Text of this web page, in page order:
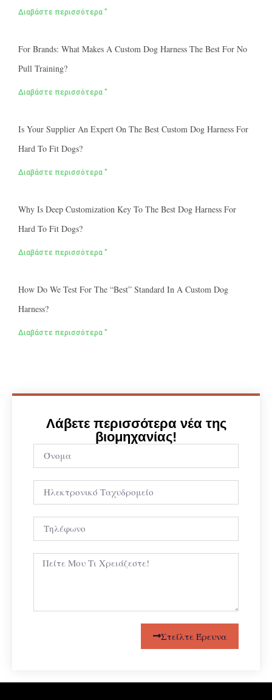
Διαβάστε περισσότερα "
For Brands: What Makes A Custom Dog Harness The Best For No
Pull Training?
Διαβάστε περισσότερα "
Is Your Supplier An Expert On The Best Custom Dog Harness For
Hard To Fit Dogs?
Διαβάστε περισσότερα "
Why Is Deep Customization Key To The Best Dog Harness For
Hard To Fit Dogs?
Διαβάστε περισσότερα "
How Do We Test For The “best” Standard In A Custom Dog
Harness?
Διαβάστε περισσότερα "
Λάβετε περισσότερα νέα της
βιομηχανίας!
Στείλτε Έρευνα